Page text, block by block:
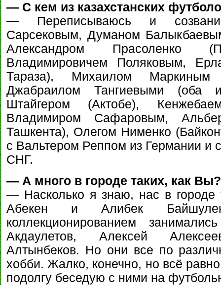
— С кем из казахстанских
— Переписываюсь и
Сарсековым, Думаном
Александром Прасоленко
Владимировичем Поляковым,
Тараза), Михаилом
Джабраилом Тангиевыми (оба
Штайгером (Актобе),
Владимиром Сафаровым,
Ташкента), Олегом Нименко
с Вальтером Реппом из Германии и
СНГ.
— А много в городе таких, как Вы?
— Насколько я знаю, нас в городе
Абекен и Алибек
коллекционированием
Акдаулетов, Алексей
Алтынбеков. Но они все по
хобби. Жалко, конечно, но всё
подолгу беседую с ними на